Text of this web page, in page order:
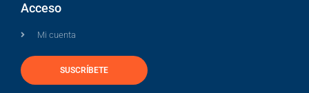
Acceso
Mi cuenta
SUSCRÍBETE